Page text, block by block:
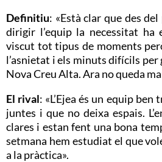
Definitiu: «Està clar que des
dirigir l’equip la necessitat ha
viscut tot tipus de moments
l’asnietat i els minuts difícils per
Nova Creu Alta. Ara no queda
El rival: «L’Ejea és un equip
juntes i que no deixa espais.
clares i estan fent una bona
setmana hem estudiat el que
a la pràctica».